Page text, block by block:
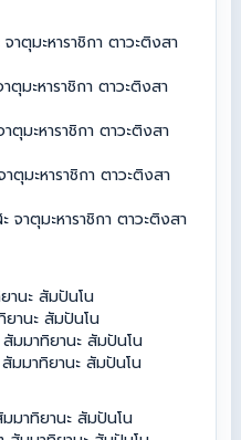
าตุมะหาราชิกา ตาวะติงสา
ตุมะหาราชิกา ตาวะติงสา
ตุมะหาราชิกา ตาวะติงสา
ตุมะหาราชิกา ตาวะติงสา
จาตุมะหาราชิกา ตาวะติงสา
านะ สัมปันโน
านะ สัมปันโน
มมาทิยานะ สัมปันโน
สัมมาทิยานะ สัมปันโน
มมาทิยานะ สัมปันโน